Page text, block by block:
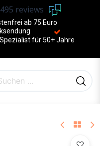
495 reviews
ab 75 Euro
Spezialist für 50+ Jahre